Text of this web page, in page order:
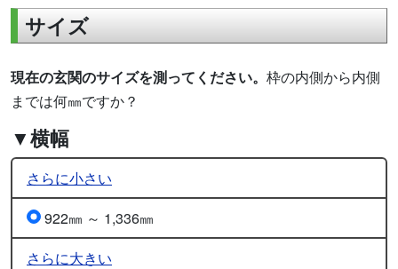
サイズ
現在の玄関のサイズを測ってください。 枠の内側から内側
までは何㎜ですか？
▼横幅
さらに小さい
922㎜ ～ 1,336㎜
さらに大きい